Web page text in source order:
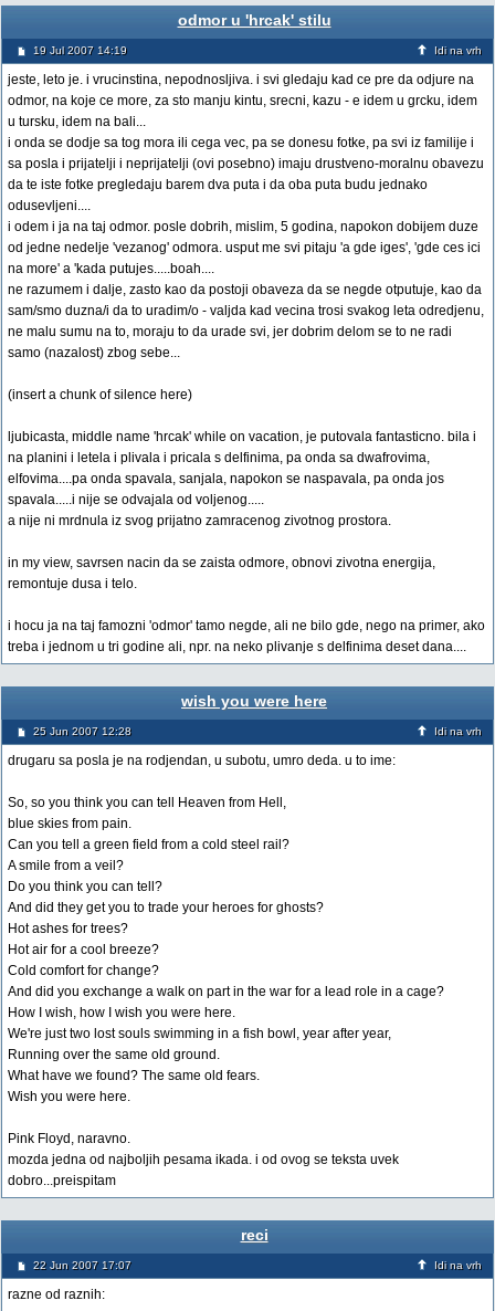
odmor u 'hrcak' stilu
19 Jul 2007 14:19 Idi na vrh
jeste, leto je. i vrucinstina, nepodnosljiva. i svi gledaju kad ce pre da odjure na
odmor, na koje ce more, za sto manju kintu, srecni, kazu - e idem u grcku, idem
u tursku, idem na bali...
i onda se dodje sa tog mora ili cega vec, pa se donesu fotke, pa svi iz familije i
sa posla i prijatelji i neprijatelji (ovi posebno) imaju drustveno-moralnu obavezu
da te iste fotke pregledaju barem dva puta i da oba puta budu jednako
odusevljeni....
i odem i ja na taj odmor. posle dobrih, mislim, 5 godina, napokon dobijem duze
od jedne nedelje 'vezanog' odmora. usput me svi pitaju 'a gde iges', 'gde ces ici
na more' a 'kada putujes.....boah....
ne razumem i dalje, zasto kao da postoji obaveza da se negde otputuje, kao da
sam/smo duzna/i da to uradim/o - valjda kad vecina trosi svakog leta odredjenu,
ne malu sumu na to, moraju to da urade svi, jer dobrim delom se to ne radi
samo (nazalost) zbog sebe...
(insert a chunk of silence here)
ljubicasta, middle name 'hrcak' while on vacation, je putovala fantasticno. bila i
na planini i letela i plivala i pricala s delfinima, pa onda sa dwafrovima,
elfovima....pa onda spavala, sanjala, napokon se naspavala, pa onda jos
spavala.....i nije se odvajala od voljenog.....
a nije ni mrdnula iz svog prijatno zamracenog zivotnog prostora.
in my view, savrsen nacin da se zaista odmore, obnovi zivotna energija,
remontuje dusa i telo.
i hocu ja na taj famozni 'odmor' tamo negde, ali ne bilo gde, nego na primer, ako
treba i jednom u tri godine ali, npr. na neko plivanje s delfinima deset dana....
wish you were here
25 Jun 2007 12:28 Idi na vrh
drugaru sa posla je na rodjendan, u subotu, umro deda. u to ime:
So, so you think you can tell Heaven from Hell,
blue skies from pain.
Can you tell a green field from a cold steel rail?
A smile from a veil?
Do you think you can tell?
And did they get you to trade your heroes for ghosts?
Hot ashes for trees?
Hot air for a cool breeze?
Cold comfort for change?
And did you exchange a walk on part in the war for a lead role in a cage?
How I wish, how I wish you were here.
We're just two lost souls swimming in a fish bowl, year after year,
Running over the same old ground.
What have we found? The same old fears.
Wish you were here.
Pink Floyd, naravno.
mozda jedna od najboljih pesama ikada. i od ovog se teksta uvek
dobro...preispitam
reci
22 Jun 2007 17:07 Idi na vrh
razne od raznih: